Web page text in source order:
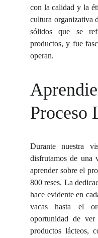
con la calidad y la
cultura organizativa
sólidos que se
productos, y fue
operan.
Proceso
Durante nuestra
disfrutamos de una
aprender sobre el
800 reses. La
hace evidente en
vacas hasta el
oportunidad de ver
productos lácteos,